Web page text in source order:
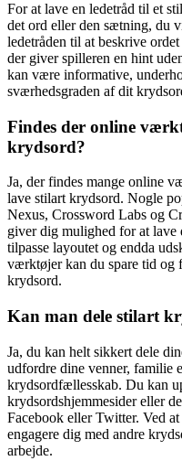
For at lave en ledetråd til et
det ord eller den sætning, du
ledetråden til at beskrive
der giver spilleren en hint
kan være informative,
sværhedsgraden af dit
Findes der online
krydsord?
Ja, der findes mange online
lave stilart krydsord. Nogle
Nexus, Crossword Labs og
giver dig mulighed for at lave
tilpasse layoutet og endda
værktøjer kan du spare tid og
krydsord.
Kan man dele stilart
Ja, du kan helt sikkert dele
udfordre dine venner, familie
krydsordfællesskab. Du kan
krydsordshjemmesider eller
Facebook eller Twitter. Ved
engagere dig med andre
arbejde.